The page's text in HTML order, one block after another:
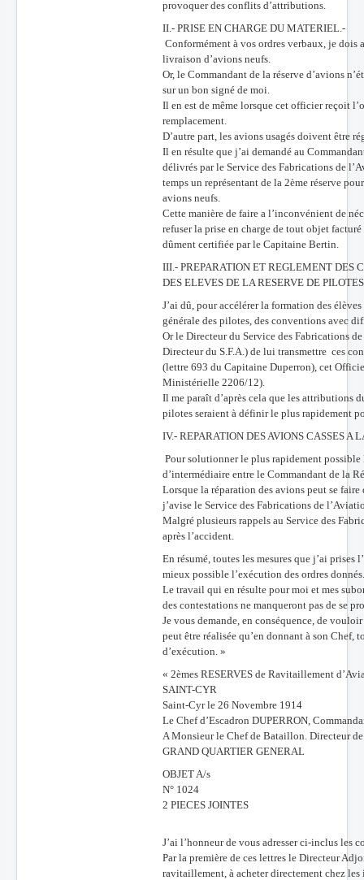
provoquer des conflits d’attributions.
II.- PRISE EN CHARGE DU MATERIEL.-
Conformément à vos ordres verbaux, je dois
livraison d’avions neufs.
Or, le Commandant de la réserve d’avions
sur un bon signé de moi.
Il en est de même lorsque cet officier reçoit
remplacement.
D’autre part, les avions usagés doivent être
Il en résulte que j’ai demandé au
délivrés par le Service des Fabrications de
temps un représentant de la 2ème réserve
avions neufs.
Cette manière de faire a l’inconvénient de
refuser la prise en charge de tout objet
dûment certifiée par le Capitaine Bertin.
III.- PREPARATION ET REGLEMENT DES
DES ELEVES DE LA RESERVE DE
J’ai dû, pour accélérer la formation des
générale des pilotes, des conventions avec
Or le Directeur du Service des Fabrications
Directeur du S.F.A.) de lui transmettre ces
(lettre 693 du Capitaine Duperron), cet
Ministérielle 2206/12).
Il me paraît d’après cela que les attributions
pilotes seraient à définir le plus rapidement
IV.- REPARATION DES AVIONS CASSES A
Pour solutionner le plus rapidement
d’intermédiaire entre le Commandant de la
Lorsque la réparation des avions peut se
j’avise le Service des Fabrications de
Malgré plusieurs rappels au Service des
après l’accident.
En résumé, toutes les mesures que j’ai
mieux possible l’exécution des ordres donnés.
Le travail qui en résulte pour moi et mes
des contestations ne manqueront pas de se
Je vous demande, en conséquence, de
peut être réalisée qu’en donnant à son Chef,
d’exécution. »
« 2èmes RESERVES de Ravitaillement
SAINT-CYR
Saint-Cyr le 26 Novembre 1914
Le Chef d’Escadron DUPERRON,
A Monsieur le Chef de Bataillon. Directeur
GRAND QUARTIER GENERAL
OBJET A/s
N° 1024
2 PIECES JOINTES
J’ai l’honneur de vous adresser ci-inclus les
Par la première de ces lettres le Directeur
ravitaillement, à acheter directement chez